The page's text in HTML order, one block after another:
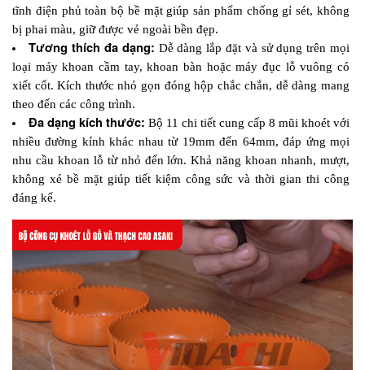
tĩnh điện phủ toàn bộ bề mặt giúp sản phẩm chống gỉ sét, không
bị phai màu, giữ được vẻ ngoài bền đẹp.
Tương thích đa dạng: Dễ dàng lắp đặt và sử dụng trên mọi
loại máy khoan cầm tay, khoan bàn hoặc máy đục lỗ vuông có
xiết cốt. Kích thước nhỏ gọn đóng hộp chắc chắn, dễ dàng mang
theo đến các công trình.
Đa dạng kích thước: Bộ 11 chi tiết cung cấp 8 mũi khoét với
nhiều đường kính khác nhau từ 19mm đến 64mm, đáp ứng mọi
nhu cầu khoan lỗ từ nhỏ đến lớn. Khả năng khoan nhanh, mượt,
không xé bề mặt giúp tiết kiệm công sức và thời gian thi công
đáng kể.